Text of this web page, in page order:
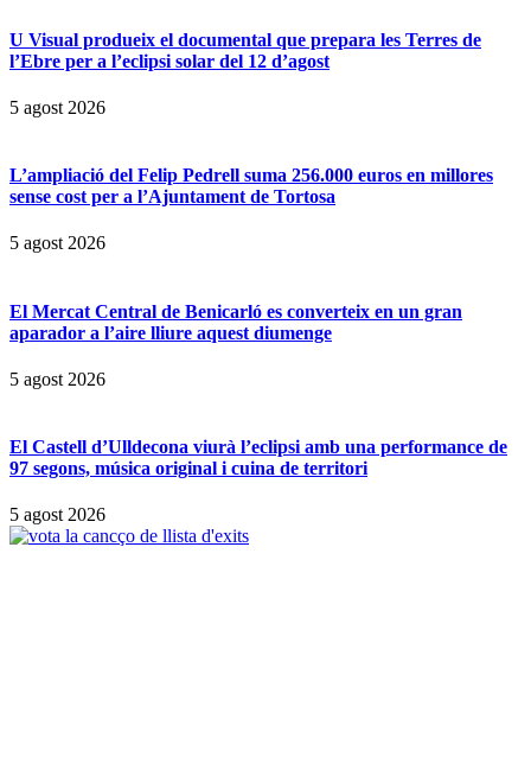
U Visual produeix el documental que prepara les Terres de
l’Ebre per a l’eclipsi solar del 12 d’agost
5 agost 2026
L’ampliació del Felip Pedrell suma 256.000 euros en millores
sense cost per a l’Ajuntament de Tortosa
5 agost 2026
El Mercat Central de Benicarló es converteix en un gran
aparador a l’aire lliure aquest diumenge
5 agost 2026
El Castell d’Ulldecona viurà l’eclipsi amb una performance de
97 segons, música original i cuina de territori
5 agost 2026